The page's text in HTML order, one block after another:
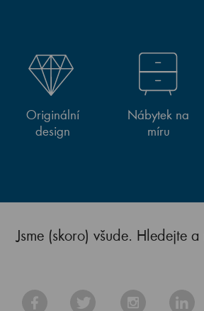
Originální
design
Nábytek na
míru
Jsme (skoro) všude. Hledejte